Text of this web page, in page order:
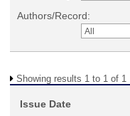
Authors/Record:
Showing results 1 to 1 of 1
Issue Date